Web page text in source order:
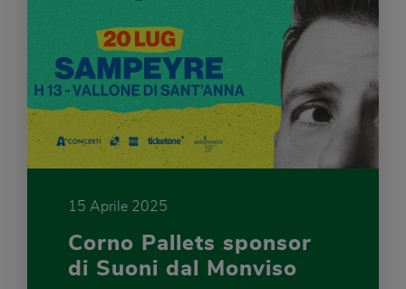
15 Aprile 2025
Corno Pallets sponsor
di Suoni dal Monviso